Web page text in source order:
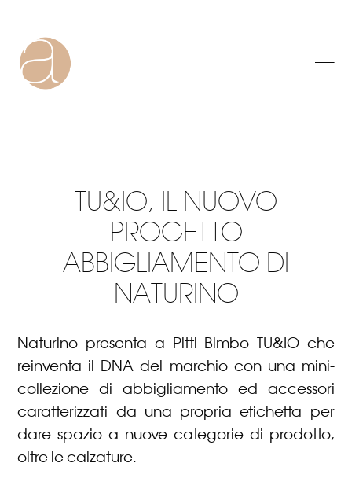
TU&IO, IL NUOVO
PROGETTO
ABBIGLIAMENTO DI
NATURINO
Naturino presenta a Pitti Bimbo TU&IO che
reinventa il DNA del marchio con una mini-
collezione di abbigliamento ed accessori
caratterizzati da una propria etichetta per
dare spazio a nuove categorie di prodotto,
oltre le calzature.